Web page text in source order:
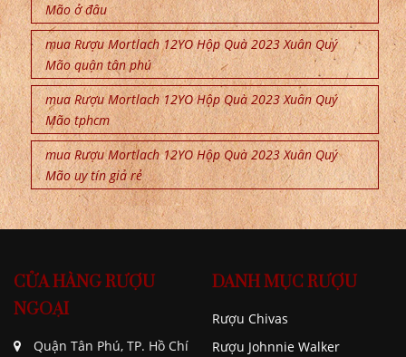
Mão ở đâu
mua Rượu Mortlach 12YO Hộp Quà 2023 Xuân Quý
Mão quận tân phú
mua Rượu Mortlach 12YO Hộp Quà 2023 Xuân Quý
Mão tphcm
mua Rượu Mortlach 12YO Hộp Quà 2023 Xuân Quý
Mão uy tín giả rẻ
CỬA HÀNG RƯỢU
NGOẠI
Quận Tân Phú, TP. Hồ Chí
DANH MỤC RƯỢU
Rượu Chivas
Rượu Johnnie Walker